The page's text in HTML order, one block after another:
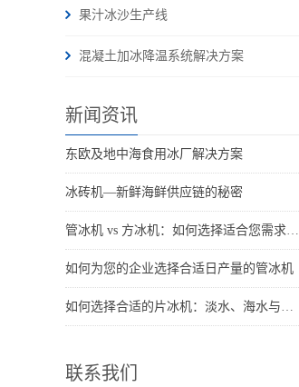
果汁冰沙生产线
混凝土加冰降温系统解决方案
新闻资讯
东欧及地中海食用冰厂解决方案
冰砖机—新鲜海鲜供应链的秘密
管冰机 vs 方冰机：如何选择适合您需求的制冰机
如何为您的企业选择合适日产量的管冰机
如何选择合适的片冰机：淡水、海水与船用海水解决方案
联系我们